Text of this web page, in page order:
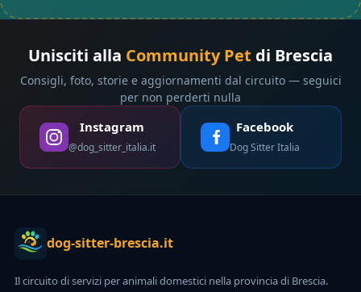
Unisciti alla Community Pet di Brescia
Consigli, foto, storie e aggiornamenti dal circuito — seguici
per non perderti nulla
Instagram
@dog_sitter_italia.it
Facebook
Dog Sitter Italia
dog-sitter-brescia.it
Il circuito di servizi per animali domestici nella provincia di Brescia.